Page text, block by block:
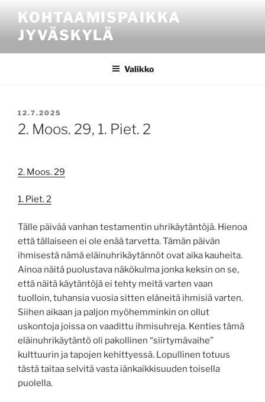
sisältöönKOHTAAMISPAIKKA
JYVÄSKYLÄ
Valikko
JULKAISTU
12.7.2025
2. Moos. 29, 1. Piet. 2
2. Moos. 29
1. Piet. 2
Tälle päivää vanhan testamentin uhrikäytäntöjä. Hienoa
että tällaiseen ei ole enää tarvetta. Tämän päivän
ihmisestä nämä eläinuhrikäytännöt ovat aika kauheita.
Ainoa näitä puolustava näkökulma jonka keksin on se,
että näitä käytäntöjä ei tehty meitä varten vaan
tuolloin, tuhansia vuosia sitten eläneitä ihmisiä varten.
Siihen aikaan ja paljon myöhemminkin on ollut
uskontoja joissa on vaadittu ihmisuhreja. Kenties tämä
eläinuhrikäytäntö oli pakollinen “siirtymävaihe”
kulttuurin ja tapojen kehittyessä. Lopullinen totuus
tästä taitaa selvitä vasta iänkaikkisuuden toisella
puolella.